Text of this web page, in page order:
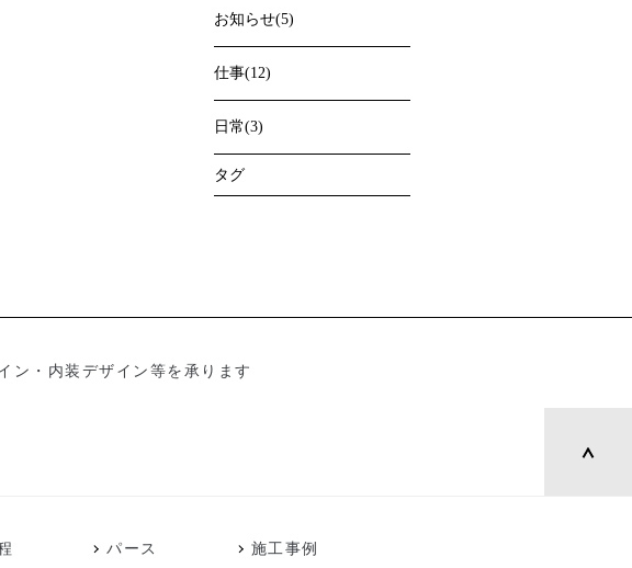
お知らせ(5)
仕事(12)
日常(3)
タグ
ン・内装デザイン等を承ります
パース 施工事例